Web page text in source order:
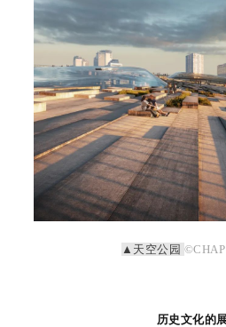
▲天空公园
历史文化的